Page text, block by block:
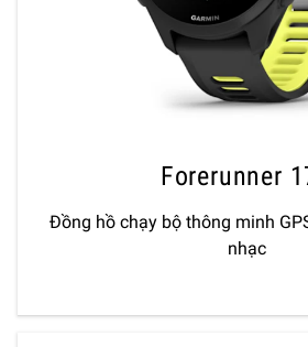
Forerunner
Đồng hồ chạy bộ thông minh
nhạc